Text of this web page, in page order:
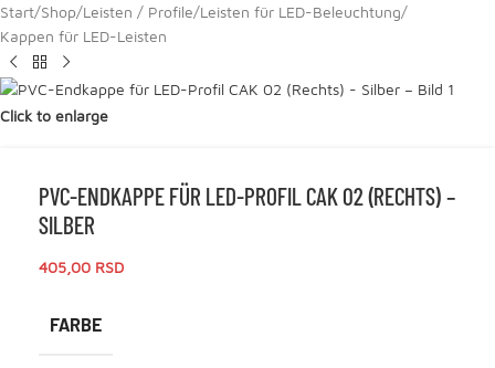
Start/Shop/Leisten / Profile/Leisten für LED-Beleuchtung/
Kappen für LED-Leisten
Click to enlarge
PVC-ENDKAPPE FÜR LED-PROFIL CAK 02 (RECHTS) –
SILBER
405,00 RSD
FARBE